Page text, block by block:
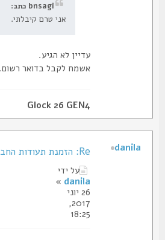
bnsagi כתב:
אני טרם קיבלתי.
עדיין לא הגיע.
אשמח לקבל בדואר רשום.
Glock 26 GEN4
על ידי
danila
»
26 יוני
2017,
18:25
danila